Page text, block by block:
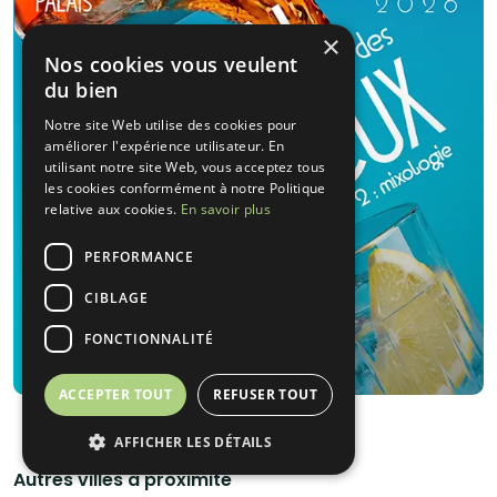
végétarien, bio. Une équipe sera présente pour la mise en place du stand
sushi bar "clé en main" et pour l'accompagnement de vos convives durant
toute la prestation afin de leur faire vivre une expérience culinaire de
haute qualité.
Autres villes à proximité
×
Nos cookies vous veulent
du bien
Notre site Web utilise des cookies pour
améliorer l'expérience utilisateur. En
utilisant notre site Web, vous acceptez tous
les cookies conformément à notre Politique
relative aux cookies. En savoir plus
PERFORMANCE
CIBLAGE
FONCTIONNALITÉ
ACCEPTER TOUT REFUSER TOUT
AFFICHER LES DÉTAILS